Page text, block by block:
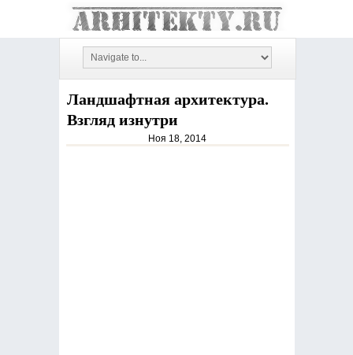
Ландшафтная архитектура.
Взгляд изнутри
Ноя 18, 2014